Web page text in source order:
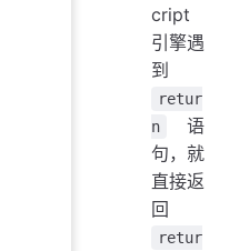
cript
引擎遇
到
retur
n
语
句，就
直接返
回
retur